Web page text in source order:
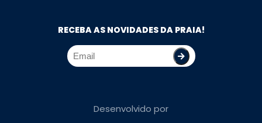
RECEBA AS NOVIDADES DA PRAIA!
Desenvolvido por